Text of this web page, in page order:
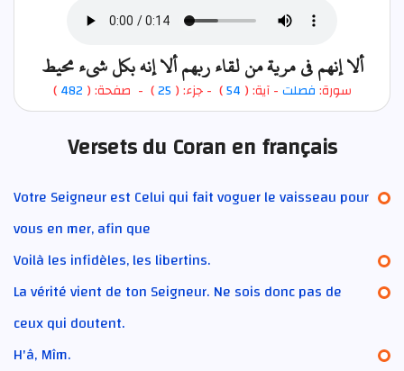
ألا إنهم في مرية من لقاء ربهم ألا إنه بكل شيء محيط
سورة:فصلت- آية: ( 54
) - جزء: ( 25) - صفحة: ( 482
)
Versets du Coran en français
Votre Seigneur est Celui qui fait voguer le vaisseau pour
vous en mer, afin que
Voilà les infidèles, les libertins.
La vérité vient de ton Seigneur. Ne sois donc pas de
ceux qui doutent.
H'â, Mîm.